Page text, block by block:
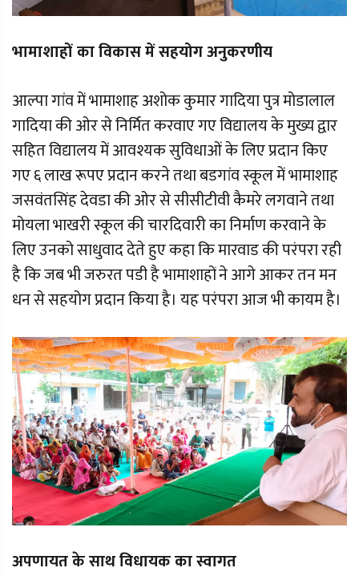
भामाशाहों का विकास में सहयोग अनुकरणीय
आल्पा गांव में भामाशाह अशोक कुमार गादिया पुत्र मोडालाल
गादिया की ओर से निर्मित करवाए गए विद्यालय के मुख्य द्वार
सहित विद्यालय में आवश्यक सुविधाओं के लिए प्रदान किए
गए ६ लाख रूपए प्रदान करने तथा बडगांव स्कूल में भामाशाह
जसवंतसिंह देवडा की ओर से सीसीटीवी कैमरे लगवाने तथा
मोयला भाखरी स्कूल की चारदिवारी का निर्माण करवाने के
लिए उनको साधुवाद देते हुए कहा कि मारवाड की परंपरा रही
है कि जब भी जरुरत पडी है भामाशाहों ने आगे आकर तन मन
धन से सहयोग प्रदान किया है। यह परंपरा आज भी कायम है।
अपणायत के साथ विधायक का स्वागत